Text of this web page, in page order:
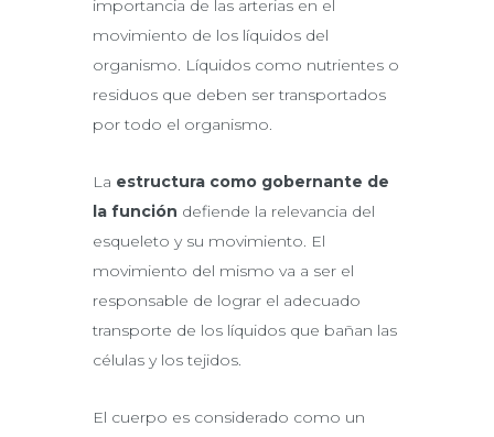
importancia de las arterias en el
movimiento de los líquidos del
organismo. Líquidos como nutrientes o
residuos que deben ser transportados
por todo el organismo.
La estructura como gobernante de
la función defiende la relevancia del
esqueleto y su movimiento. El
movimiento del mismo va a ser el
responsable de lograr el adecuado
transporte de los líquidos que bañan las
células y los tejidos.
El cuerpo es considerado como un